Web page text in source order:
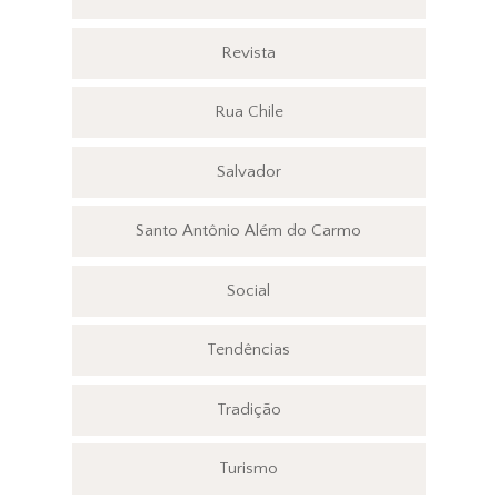
Revista
Rua Chile
Salvador
Santo Antônio Além do Carmo
Social
Tendências
Tradição
Turismo